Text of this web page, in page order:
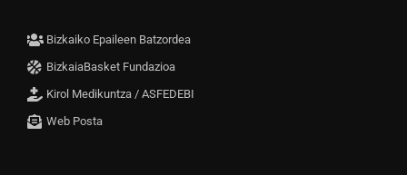
Bizkaiko Epaileen Batzordea
BizkaiaBasket Fundazioa
Kirol Medikuntza / ASFEDEBI
Web Posta